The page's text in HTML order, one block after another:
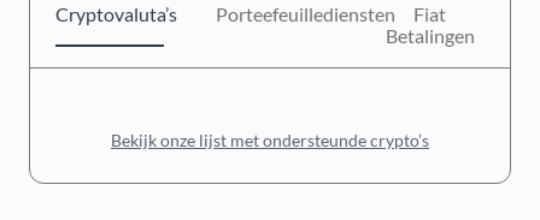
Cryptovaluta’s Porteefeuillediensten
Fiat
Betalingen
Bekijk onze lijst met ondersteunde crypto’s